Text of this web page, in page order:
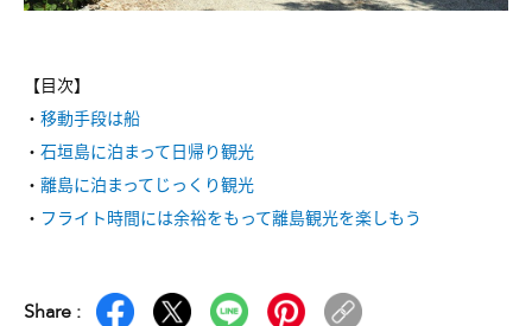
【目次】
・ 移動手段は船
・ 石垣島に泊まって日帰り観光
・ 離島に泊まってじっくり観光
・ フライト時間には余裕をもって離島観光を楽しもう
Share :